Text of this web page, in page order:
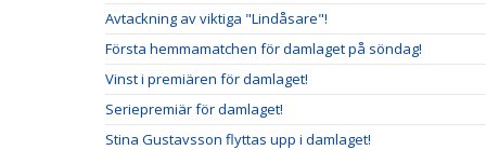
Avtackning av viktiga "Lindåsare"!
Första hemmamatchen för damlaget på söndag!
Vinst i premiären för damlaget!
Seriepremiär för damlaget!
Stina Gustavsson flyttas upp i damlaget!